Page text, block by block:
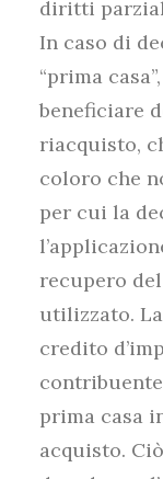
diritti
In caso di
“prima
beneficiare
riacquisto,
coloro che
per cui la
recupero
utilizzato.
credito
prima casa
acquisto.